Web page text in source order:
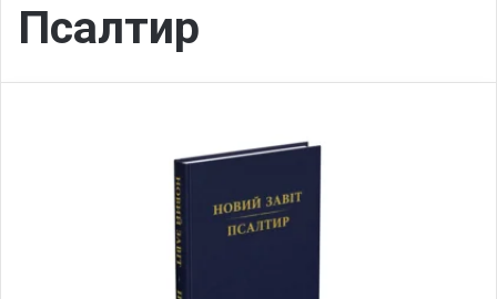
Псалтир